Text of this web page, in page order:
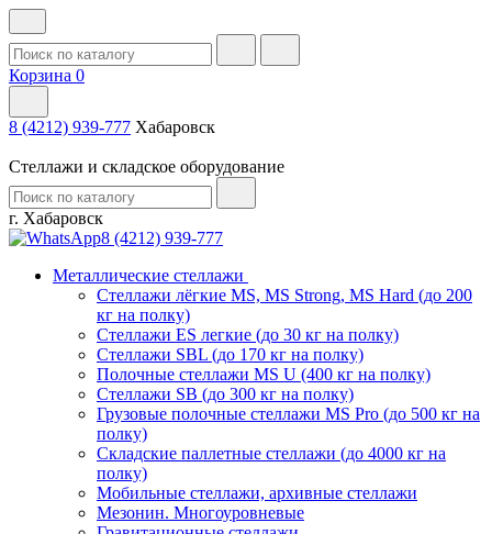
Корзина 0
8 (4212) 939-777 Хабаровск
Стеллажи и складское оборудование
г. Хабаровск
8 (4212) 939-777
Металлические стеллажи
Стеллажи лёгкие MS, MS Strong, MS Hard (до 200
кг на полку)
Стеллажи ES легкие (до 30 кг на полку)
Стеллажи SBL (до 170 кг на полку)
Полочные стеллажи MS U (400 кг на полку)
Стеллажи SB (до 300 кг на полку)
Грузовые полочные стеллажи MS Pro (до 500 кг на
полку)
Складские паллетные стеллажи (до 4000 кг на
полку)
Мобильные стеллажи, архивные стеллажи
Мезонин. Многоуровневые